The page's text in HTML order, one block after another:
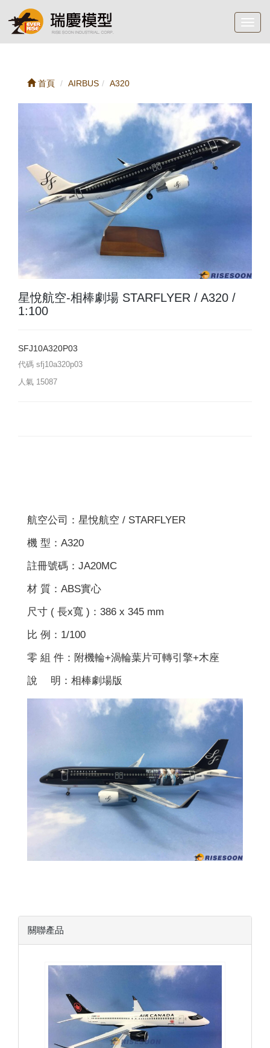
首頁 AIRBUS A320
星悅航空-相棒劇場 STARFLYER / A320 /
1:100
SFJ10A320P03
代碼 sfj10a320p03
人氣 15087
航空公司：星悅航空 / STARFLYER
機 型：A320
註冊號碼：JA20MC
材 質：ABS實心
尺寸 ( 長x寬 )：386 x 345 mm
比 例：1/100
零 組 件：附機輪+渦輪葉片可轉引擎+木座
說 明：相棒劇場版
關聯產品